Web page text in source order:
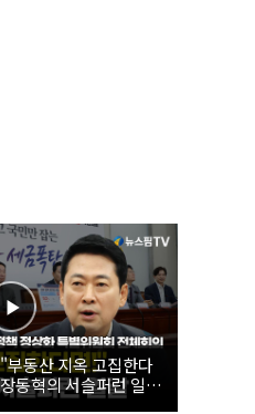
동산 지옥 고집한다
동혁의 서슬퍼런 일갈
산정책 정상화 특별